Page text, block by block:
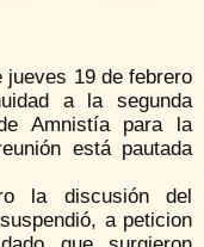
jueves 19 de febrero
a la segunda
Amnistía para la
está pautada
la discusión del
a peticion